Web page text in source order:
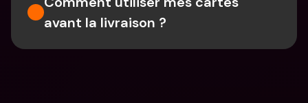
avant la livraison ?